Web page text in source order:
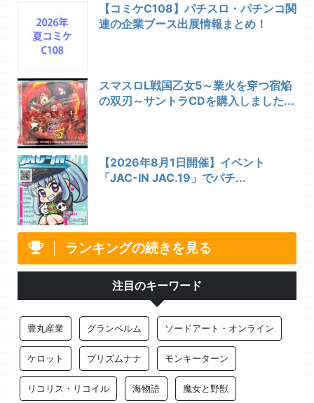
【コミケC108】パチスロ・パチンコ関
連の企業ブース出展情報まとめ！
スマスロL戦国乙女5～業火を穿つ宿焔
の双刃～サントラCDを購入しました...
【2026年8月1日開催】イベント
「JAC-IN JAC.19」でパチ...
ランキングの続きを見る
注目のキーワード
豊丸産業 グランベルム ソードアート・オンライン
ケロット プリズムナナ モンキーターン
リコリス・リコイル 海物語 魔女と野獣